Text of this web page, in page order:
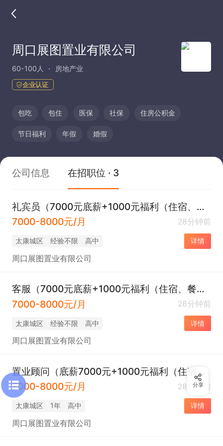
周口展图置业有限公司
60-100人 房地产业
企业认证
包吃 包住 医保 社保 住房公积金
节日福利 年假 婚假
公司信息 在招职位 · 3
礼宾员（7000元底薪+1000元福利（住宿、餐补、话补、交通补）+五险。
7000-8000元/月
28分钟前
太康城区 经验不限 高中 详情
周口展图置业有限公司
客服（7000元底薪+1000元福利（住宿、餐补、话补、交通补）+五险）
7000-8000元/月
28分钟前
太康城区 经验不限 高中 详情
周口展图置业有限公司
置业顾问（底薪7000元+1000元福利（住宿、餐补、话补、交通补）+五险。）
7000-8000元/月
28分钟前
太康城区 1年 高中 详情
周口展图置业有限公司
分享